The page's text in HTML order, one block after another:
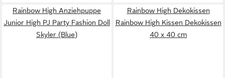
Rainbow High Anziehpuppe
Junior High PJ Party Fashion Doll
Skyler (Blue)
Rainbow High Dekokissen
Rainbow High Kissen Dekokissen
40 x 40 cm